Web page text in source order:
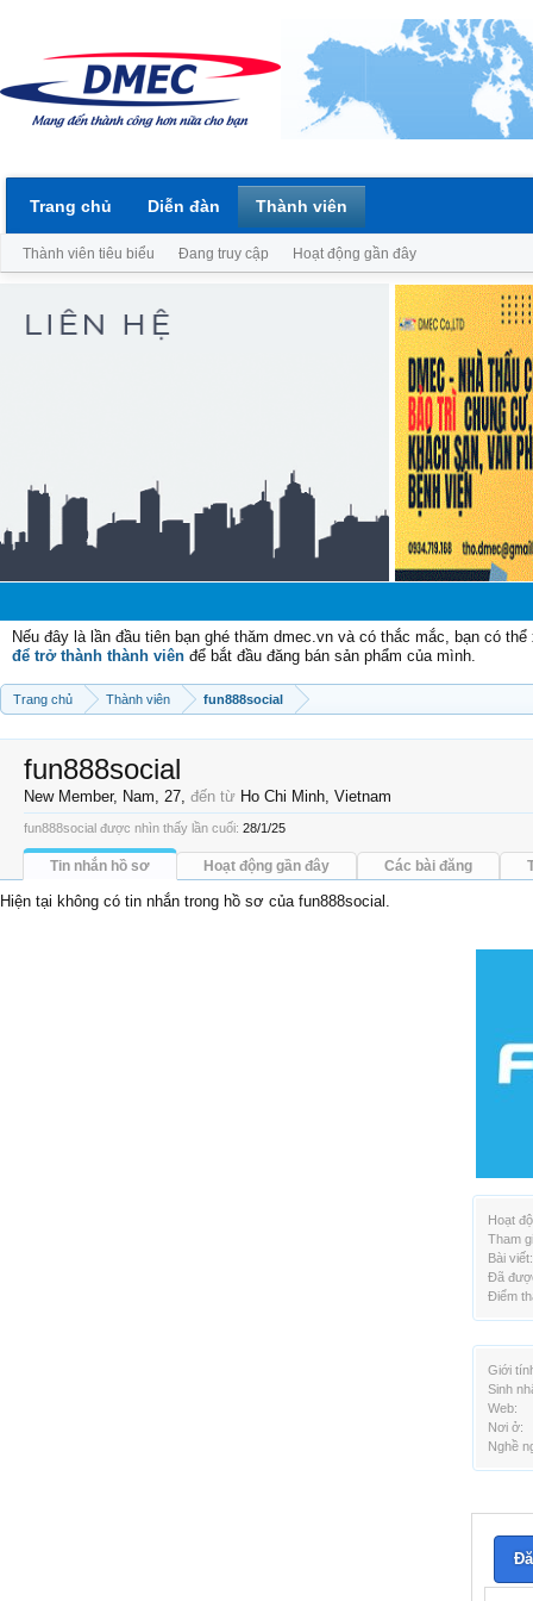
Nếu đây là lần đầu tiên bạn ghé thăm dmec.vn và có thắc mắc, bạn có
để trở thành thành viên để bắt đầu đăng bán sản phẩm của mình.
Trang chủ Thành viên fun888social
Hoạt
Tham
Bài viết:
Đã
Điểm
Giới
Sinh
Web:
Nơi ở:
Nghề
fun888social
New Member, Nam, 27, đến từ Ho Chi Minh, Vietnam
fun888social được nhìn thấy lần cuối: 28/1/25
Tin nhắn hồ sơ Hoạt động gần đây Các bài đăng
Hiện tại không có tin nhắn trong hồ sơ của fun888social.
Trang chủ Diễn đàn Thành viên
Thành viên tiêu biểu Đang truy cập Hoạt động gần đây